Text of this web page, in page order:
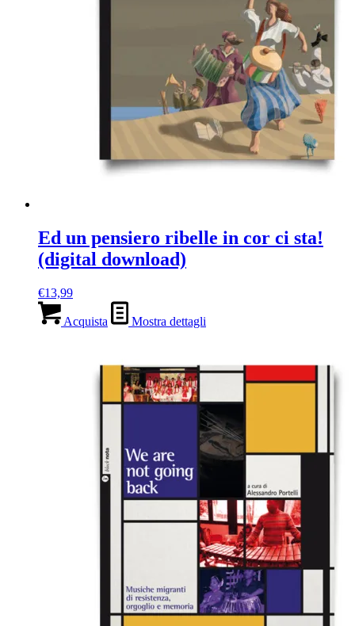
Ed un pensiero ribelle in cor ci sta!
(digital download)
€13,99
Acquista Mostra dettagli